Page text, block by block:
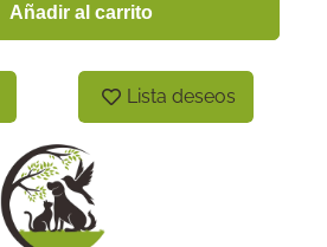
Añadir al carrito
Lista deseos